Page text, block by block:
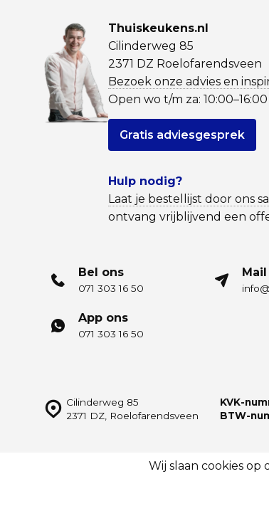
Thuiskeukens.nl
Cilinderweg 85
2371 DZ Roelofarendsveen
Bezoek onze advies en
Open wo t/m za: 10:00–16:00
Gratis adviesgesprek
Hulp nodig?
Laat je bestellijst door ons
ontvang vrijblijvend een
Bel ons
071 303 16 50
App ons
071 303 16 50
Cilinderweg 85
2371 DZ, Roelofarendsveen
KVK-
BTW-
Wij slaan cookies